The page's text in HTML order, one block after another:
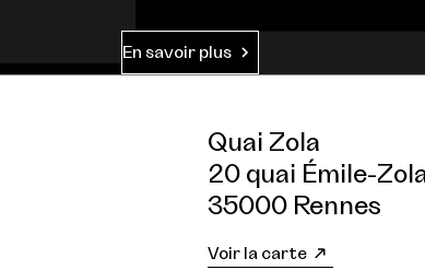
En savoir plus
Quai Zola
20 quai Émile-
35000 Rennes
Voir la carte